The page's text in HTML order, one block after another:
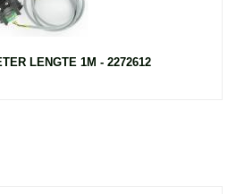
LENGTE 1M - 2272612